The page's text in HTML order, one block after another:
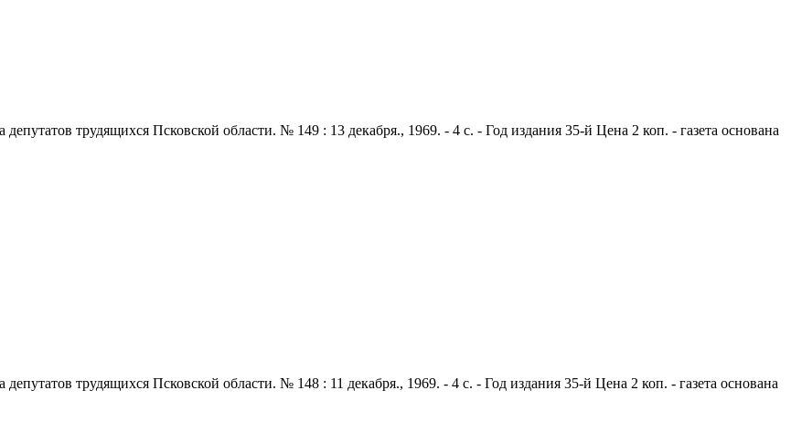
трудящихся Псковской области. № 149 : 13 декабря., 1969. - 4 с. - Год издания 35-й Цена 2 коп. - газета основана
трудящихся Псковской области. № 148 : 11 декабря., 1969. - 4 с. - Год издания 35-й Цена 2 коп. - газета основана